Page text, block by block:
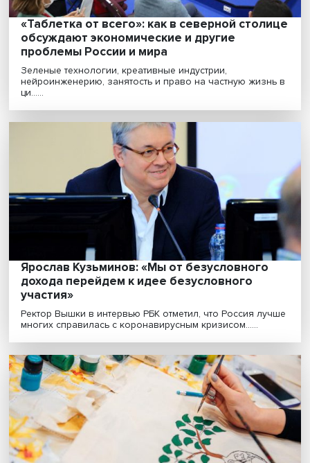
«Таблетка от всего»: как в северной
обсуждают экономические и другие
проблемы России и мира
Зеленые технологии, креативные индустрии,
нейроинженерию, занятость и право на частную
Ярослав Кузьминов: «Мы от безусловного
дохода перейдем к идее безусловного
участия»
Ректор Вышки в интервью РБК отметил, что Россия
многих справилась с коронавирусным кризисом......